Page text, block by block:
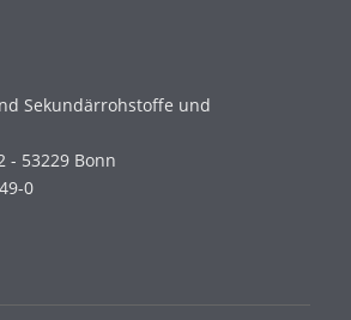
Sekundärrohstoffe und
- 53229 Bonn
0